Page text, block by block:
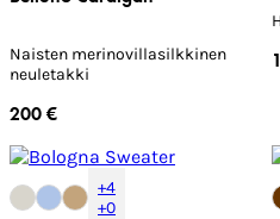
Naisten merinovillasilkkinen
neuletakki
200 €
+4
+0